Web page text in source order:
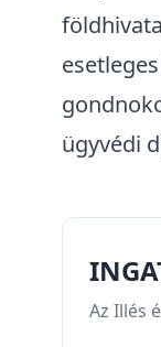
ügyvédi
Az Illés